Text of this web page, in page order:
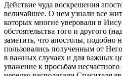
Действие чуда воскрешения
величайшее. О нем узнали все
которых многие уверовали в
обстоятельства того и другого
заметить, что апостолы, подобно
пользовались полученным от
в важных случаях и для важных
уважение к просьбам